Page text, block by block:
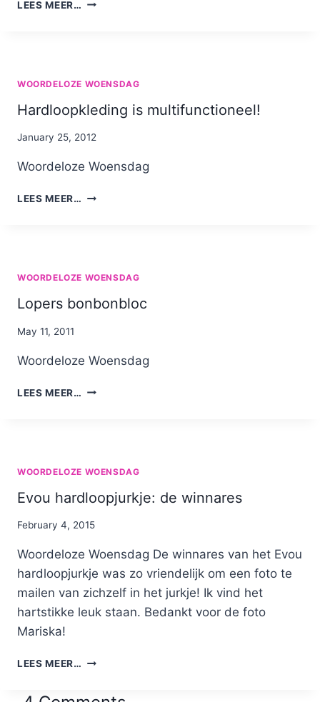
LEES MEER…
RAARSTE
DINGEN!
WOORDELOZE WOENSDAG
Hardloopkleding is multifunctioneel!
By
January 25, 2012
Woordeloze Woensdag
LEES MEER… HARDLOOPKLEDING
WOORDELOZE WOENSDAG
Lopers bonbonbloc
By
May 11, 2011
Woordeloze Woensdag
LEES MEER… LOPERS
WOORDELOZE WOENSDAG
Evou hardloopjurkje: de winnares
By
February 4, 2015
Woordeloze Woensdag De winnares van het Evou
hardloopjurkje was zo vriendelijk om een foto te
mailen van zichzelf in het jurkje! Ik vind het
hartstikke leuk staan. Bedankt voor de foto
Mariska!
LEES MEER… EVOU